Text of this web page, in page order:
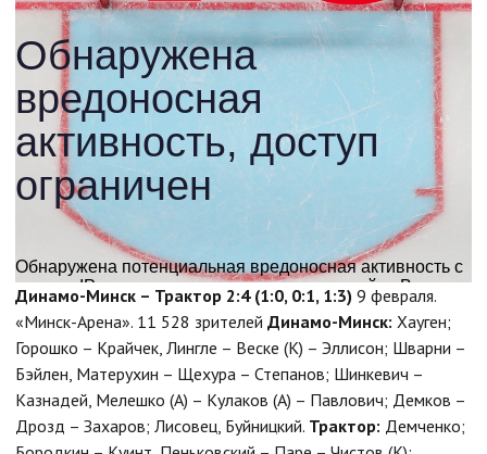
Динамо-Минск – Трактор 2:4 (1:0, 0:1, 1:3) 9 февраля.
«Минск-Арена». 11 528 зрителей Динамо-Минск: Хауген;
Горошко – Крайчек, Лингле – Веске (К) – Эллисон; Шварни –
Бэйлен, Матерухин – Щехура – Степанов; Шинкевич –
Казнадей, Мелешко (А) – Кулаков (А) – Павлович; Демков –
Дрозд – Захаров; Лисовец, Буйницкий. Трактор: Демченко;